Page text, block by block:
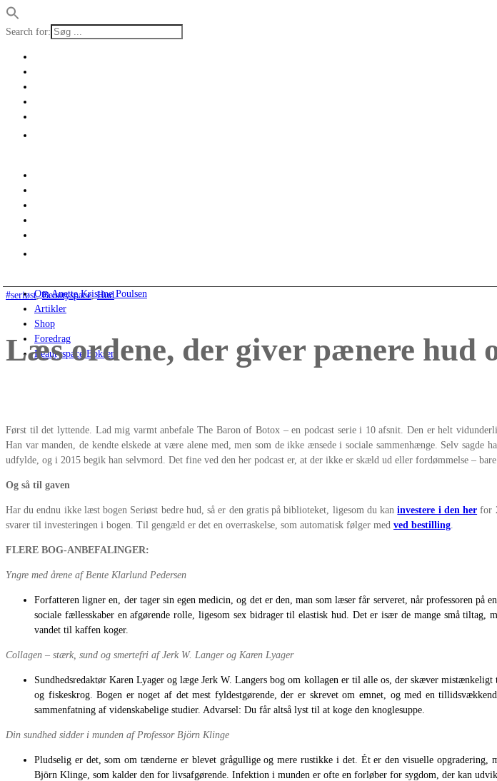
Search for:
Om Anette Kristine Poulsen
Artikler
Shop
Foredrag
Beautyspace Boksen
#seriøst,Beautyspace,Hud
Læs ordene, der giver pænere hud
Først til det lyttende. Lad mig varmt anbefale The Baron of Botox – en podcast serie i 10 afsnit. Den er helt
Han var manden, de kendte elskede at være alene med, men som de ikke ænsede i sociale sammenhænge. Selv
udfylde, og i 2015 begik han selvmord. Det fine ved den her podcast er, at der ikke er skæld ud eller fordømmelse –
Og så til gaven
Har du endnu ikke læst bogen Seriøst bedre hud, så er den gratis på biblioteket, ligesom du kaninvestere i den her for
svarer til investeringen i bogen. Til gengæld er det en overraskelse, som automatisk følger med ved bestilling
FLERE BOG-ANBEFALINGER:
Yngre med årene af Bente Klarlund Pedersen
Forfatteren ligner en, der tager sin egen medicin, og det er den, man som læser får serveret, når professoren
sociale fællesskaber en afgørende rolle, ligesom sex bidrager til elastisk hud. Det er især de mange små tiltag,
vandet til kaffen koger.
Collagen – stærk, sund og smertefri af Jerk W. Langer og Karen Lyager
Sundhedsredaktør Karen Lyager og læge Jerk W. Langers bog om kollagen er til alle os, der skæver
og fiskeskrog. Bogen er noget af det mest fyldestgørende, der er skrevet om emnet, og med en
sammenfatning af videnskabelige studier. Advarsel: Du får altså lyst til at koge den knoglesuppe.
Din sundhed sidder i munden af Professor Björn Klinge
Pludselig er det, som om tænderne er blevet grågullige og mere rustikke i det. Ét er den visuelle opgradering,
Björn Klinge, som kalder den for livsafgørende. Infektion i munden er ofte en forløber for sygdom, der kan